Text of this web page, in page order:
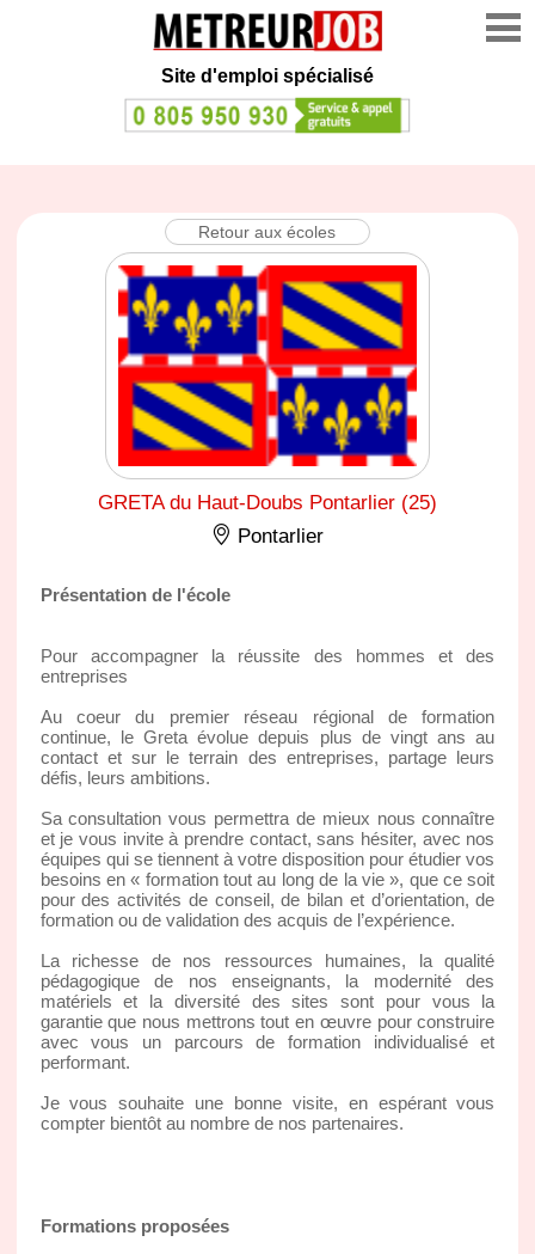
Site d'emploi spécialisé
Retour aux écoles
GRETA du Haut-Doubs Pontarlier (25)
Pontarlier
Présentation de l'école
Pour accompagner la réussite des hommes et des
entreprises
Au coeur du premier réseau régional de formation
continue, le Greta évolue depuis plus de vingt ans au
contact et sur le terrain des entreprises, partage leurs
défis, leurs ambitions.
Sa consultation vous permettra de mieux nous connaître
et je vous invite à prendre contact, sans hésiter, avec nos
équipes qui se tiennent à votre disposition pour étudier vos
besoins en « formation tout au long de la vie », que ce soit
pour des activités de conseil, de bilan et d’orientation, de
formation ou de validation des acquis de l’expérience.
La richesse de nos ressources humaines, la qualité
pédagogique de nos enseignants, la modernité des
matériels et la diversité des sites sont pour vous la
garantie que nous mettrons tout en œuvre pour construire
avec vous un parcours de formation individualisé et
performant.
Je vous souhaite une bonne visite, en espérant vous
compter bientôt au nombre de nos partenaires.
Formations proposées